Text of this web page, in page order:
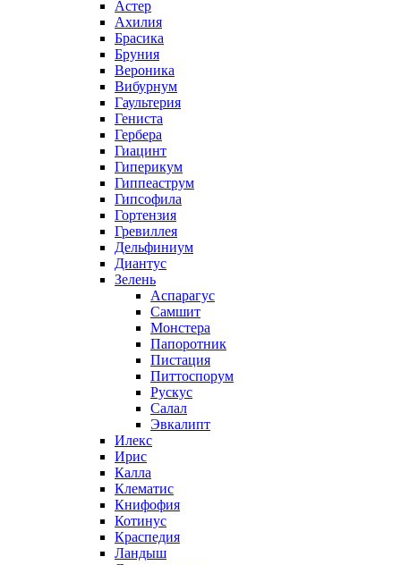
Астер
Ахилия
Брасика
Бруния
Вероника
Вибурнум
Гаультерия
Гениста
Гербера
Гиацинт
Гиперикум
Гиппеаструм
Гипсофила
Гортензия
Гревиллея
Дельфиниум
Диантус
Зелень
Аспарагус
Самшит
Монстера
Папоротник
Пистация
Питтоспорум
Рускус
Салал
Эвкалипт
Илекс
Ирис
Калла
Клематис
Книфофия
Котинус
Краспедия
Ландыш